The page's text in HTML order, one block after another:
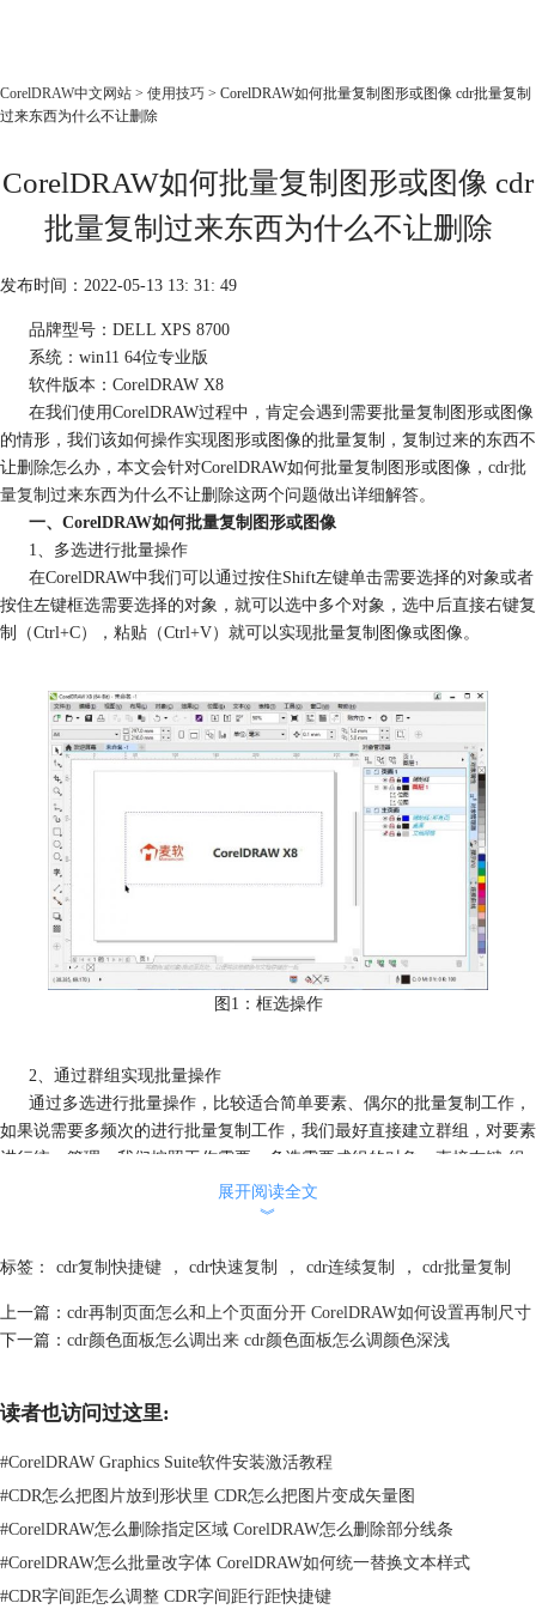
产品
教程
老用户福利
下载
购买
CorelDRAW中文网站 > 使用技巧 > CorelDRAW如何批量复制图形或图像 cdr批量复制
过来东西为什么不让删除
CorelDRAW如何批量复制图形或图像 cdr
批量复制过来东西为什么不让删除
发布时间：2022-05-13 13: 31: 49
品牌型号：DELL XPS 8700
系统：win11 64位专业版
软件版本：CorelDRAW X8
在我们使用CorelDRAW过程中，肯定会遇到需要批量复制图形或图像
的情形，我们该如何操作实现图形或图像的批量复制，复制过来的东西不
让删除怎么办，本文会针对CorelDRAW如何批量复制图形或图像， cdr批
量复制过来东西为什么不让删除这两个问题做出详细解答。
一、CorelDRAW如何批量复制图形或图像
1、多选进行批量操作
在CorelDRAW中我们可以通过按住Shift左键单击需要选择的对象或者
按住左键框选需要选择的对象，就可以选中多个对象，选中后直接右键复
制（Ctrl+C），粘贴（Ctrl+V）就可以实现批量复制图像或图像。
图1：框选操作
2、通过群组实现批量操作
通过多选进行批量操作，比较适合简单要素、偶尔的批量复制工作，
如果说需要多频次的进行批量复制工作，我们最好直接建立群组，对要素
进行统一管理。我们按照工作需要，多选需要成组的对象，直接右键-组
合对象（Ctrl+G），就可以把这些对象组成一个群组。
图2：组合对象
展开阅读全文
︾
标签： cdr复制快捷键 ， cdr快速复制 ， cdr连续复制 ， cdr批量复制
上一篇： cdr再制页面怎么和上个页面分开 CorelDRAW如何设置再制尺寸
下一篇： cdr颜色面板怎么调出来 cdr颜色面板怎么调颜色深浅
读者也访问过这里:
#CorelDRAW Graphics Suite软件安装激活教程
#CDR怎么把图片放到形状里 CDR怎么把图片变成矢量图
#CorelDRAW怎么删除指定区域 CorelDRAW怎么删除部分线条
#CorelDRAW怎么批量改字体 CorelDRAW如何统一替换文本样式
#CDR字间距怎么调整 CDR字间距行距快捷键